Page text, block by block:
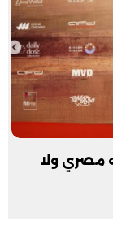
مصري ولا